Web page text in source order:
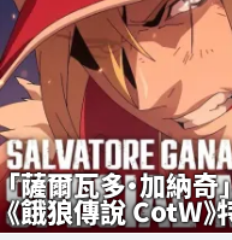
「薩爾瓦多・加納奇
《餓狼傳說 CotW